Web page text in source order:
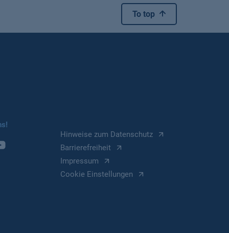
To top
Hinweise zum Datenschutz
Barrierefreiheit
Impressum
Cookie Einstellungen